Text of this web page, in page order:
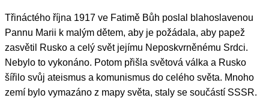
Třináctého října 1917 ve Fatimě Bůh poslal blahoslavenou
Pannu Marii k malým dětem, aby je požádala, aby papež
zasvětil Rusko a celý svět jejímu Neposkvrněnému Srdci.
Nebylo to vykonáno. Potom přišla světová válka a Rusko
šířilo svůj ateismus a komunismus do celého světa. Mnoho
zemí bylo vymazáno z mapy světa, staly se součástí SSSR.